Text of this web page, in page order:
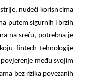
nudeći korisnicima
putem sigurnih i brzih
na sreću, potrebna je
fintech tehnologije
povjerenje među svojim
bez rizika povezanih